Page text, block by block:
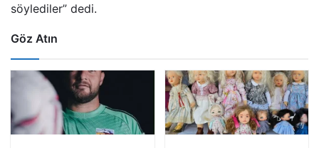
söylediler” dedi.
Göz Atın